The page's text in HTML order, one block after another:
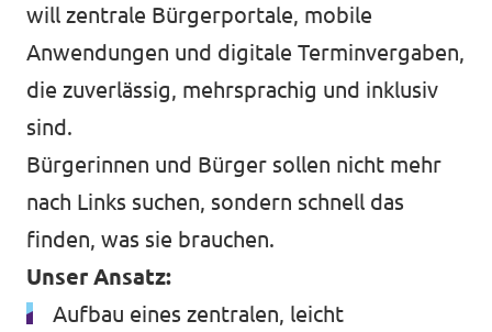
will zentrale Bürgerportale, mobile
Anwendungen und digitale Terminvergaben,
die zuverlässig, mehrsprachig und inklusiv
sind.
Bürgerinnen und Bürger sollen nicht mehr
nach Links suchen, sondern schnell das
finden, was sie brauchen.
Unser Ansatz:
Aufbau eines zentralen, leicht